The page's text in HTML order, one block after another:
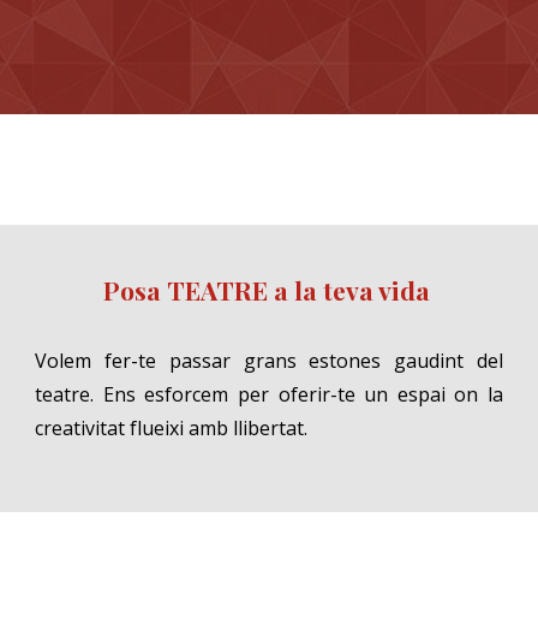
Posa TEATRE a la teva vida
Volem fer-te passar grans estones gaudint del
teatre. Ens esforcem per oferir-te un espai on la
creativitat flueixi amb llibertat.